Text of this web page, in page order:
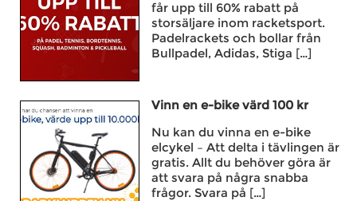
får upp till 60% rabatt på
storsäljare inom racketsport.
Padelrackets och bollar från
Bullpadel, Adidas, Stiga […]
Vinn en e-bike värd 100 kr
Nu kan du vinna en e-bike
elcykel – Att delta i tävlingen är
gratis. Allt du behöver göra är
att svara på några snabba
frågor. Svara på […]